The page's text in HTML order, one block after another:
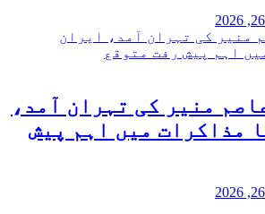
منیر کی تہران آمد،
مذاکرات میں اہم پیش